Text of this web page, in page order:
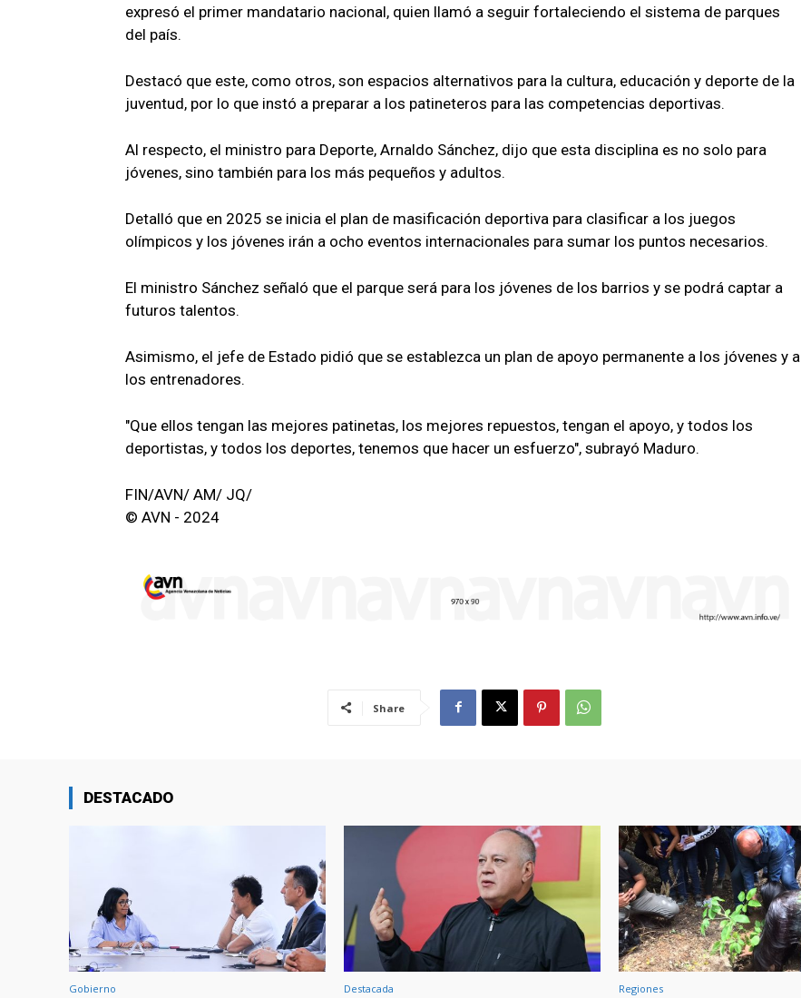
expresó el primer mandatario nacional, quien llamó a seguir fortaleciendo el sistema de parques
del país.
Destacó que este, como otros, son espacios alternativos para la cultura, educación y deporte de la
juventud, por lo que instó a preparar a los patineteros para las competencias deportivas.
Al respecto, el ministro para Deporte, Arnaldo Sánchez, dijo que esta disciplina es no solo para
jóvenes, sino también para los más pequeños y adultos.
Detalló que en 2025 se inicia el plan de masificación deportiva para clasificar a los juegos
olímpicos y los jóvenes irán a ocho eventos internacionales para sumar los puntos necesarios.
El ministro Sánchez señaló que el parque será para los jóvenes de los barrios y se podrá captar a
futuros talentos.
Asimismo, el jefe de Estado pidió que se establezca un plan de apoyo permanente a los jóvenes y a
los entrenadores.
"Que ellos tengan las mejores patinetas, los mejores repuestos, tengan el apoyo, y todos los
deportistas, y todos los deportes, tenemos que hacer un esfuerzo", subrayó Maduro.
FIN/AVN/ AM/ JQ/
© AVN - 2024
Share
DESTACADO
Gobierno Destacada Regiones